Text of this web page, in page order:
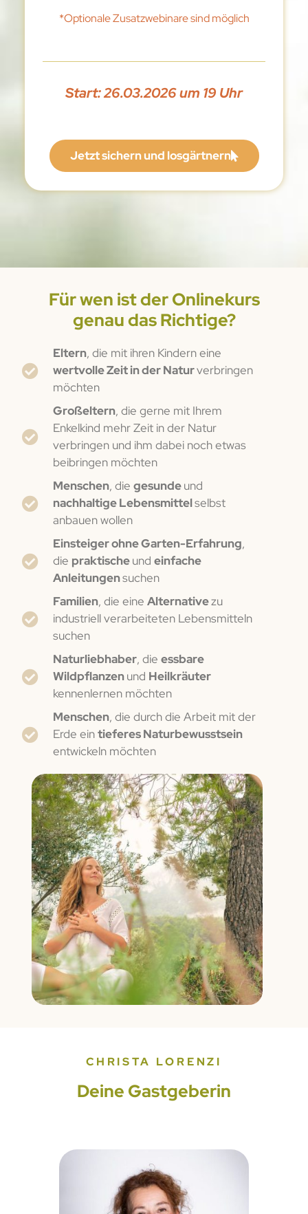
*Optionale Zusatzwebinare sind möglich
Start: 26.03.2026 um 19 Uhr
Jetzt sichern und losgärtnern
Für wen ist der Onlinekurs
genau das Richtige?
Eltern, die mit ihren Kindern eine
wertvolle Zeit in der Naturverbringen
möchten
Großeltern, die gerne mit Ihrem
Enkelkind mehr Zeit in der Natur
verbringen und ihm dabei noch etwas
beibringen möchten
Menschen, diegesundeund
nachhaltige Lebensmittelselbst
anbauen wollen
Einsteiger ohne Garten-Erfahrung,
die praktischeundeinfache
Anleitungensuchen
Familien, die eineAlternativezu
industriell verarbeiteten Lebensmitteln
suchen
Naturliebhaber, dieessbare
Wildpflanzenund Heilkräuter
kennenlernen möchten
Menschen, die durch die Arbeit mit der
Erde eintieferes Naturbewusstsein
entwickeln möchten
CHRISTA LORENZI
Deine Gastgeberin